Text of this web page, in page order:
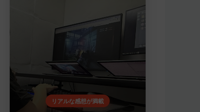
リアルな感想が満載